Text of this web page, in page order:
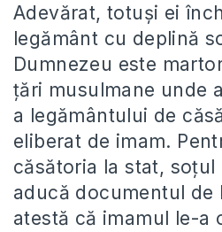
Adevărat, totuşi ei
legământ cu deplină
Dumnezeu este
ţări musulmane unde
a legământului de
eliberat de imam.
căsătoria la stat,
aducă documentul de
atestă că imamul le-a